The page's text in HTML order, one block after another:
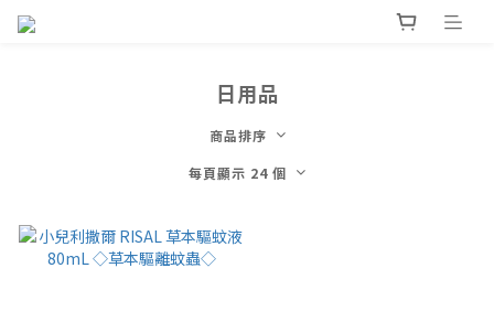
日用品
商品排序
每頁顯示 24 個